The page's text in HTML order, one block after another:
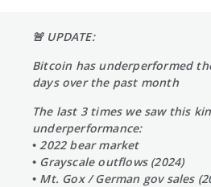
🚨 UPDATE:
Bitcoin has underperformed
days over the past month
The last 3 times we saw this
underperformance:
• 2022 bear market
• Grayscale outflows (2024)
• Mt. Gox / German gov sales